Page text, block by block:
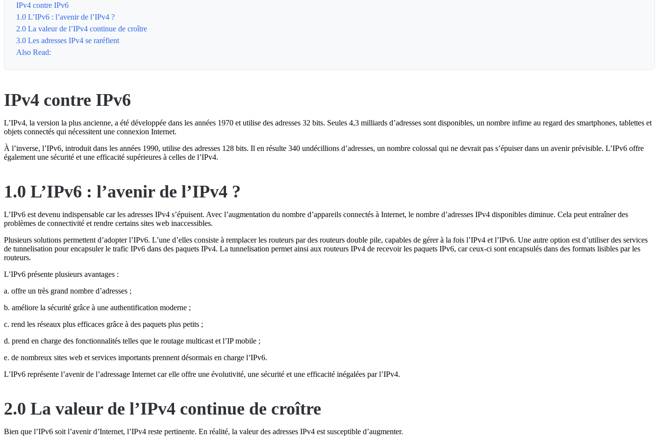
IPv4 contre IPv6
1.0 L’IPv6 : l’avenir de l’IPv4 ?
2.0 La valeur de l’IPv4 continue de croître
3.0 Les adresses IPv4 se raréfient
Also Read:
IPv4 contre IPv6
L’IPv4, la version la plus ancienne, a été développée dans les années 1970 et utilise des adresses 32 bits. Seules 4,3 milliards d’adresses sont disponibles, un nombre infime au regard des smartphones, tablettes et
objets connectés qui nécessitent une connexion Internet.
À l’inverse, l’IPv6, introduit dans les années 1990, utilise des adresses 128 bits. Il en résulte 340 undécillions d’adresses, un nombre colossal qui ne devrait pas s’épuiser dans un avenir prévisible. L’IPv6 offre
également une sécurité et une efficacité supérieures à celles de l’IPv4.
1.0 L’IPv6 : l’avenir de l’IPv4 ?
L’IPv6 est devenu indispensable car les adresses IPv4 s’épuisent. Avec l’augmentation du nombre d’appareils connectés à Internet, le nombre d’adresses IPv4 disponibles diminue. Cela peut entraîner des
problèmes de connectivité et rendre certains sites web inaccessibles.
Plusieurs solutions permettent d’adopter l’IPv6. L’une d’elles consiste à remplacer les routeurs par des routeurs double pile, capables de gérer à la fois l’IPv4 et l’IPv6. Une autre option est d’utiliser des services
de tunnelisation pour encapsuler le trafic IPv6 dans des paquets IPv4. La tunnelisation permet ainsi aux routeurs IPv4 de recevoir les paquets IPv6, car ceux-ci sont encapsulés dans des formats lisibles par les
routeurs.
L’IPv6 présente plusieurs avantages :
a. offre un très grand nombre d’adresses ;
b. améliore la sécurité grâce à une authentification moderne ;
c. rend les réseaux plus efficaces grâce à des paquets plus petits ;
d. prend en charge des fonctionnalités telles que le routage multicast et l’IP mobile ;
e. de nombreux sites web et services importants prennent désormais en charge l’IPv6.
L’IPv6 représente l’avenir de l’adressage Internet car elle offre une évolutivité, une sécurité et une efficacité inégalées par l’IPv4.
2.0 La valeur de l’IPv4 continue de croître
Bien que l’IPv6 soit l’avenir d’Internet, l’IPv4 reste pertinente. En réalité, la valeur des adresses IPv4 est susceptible d’augmenter.